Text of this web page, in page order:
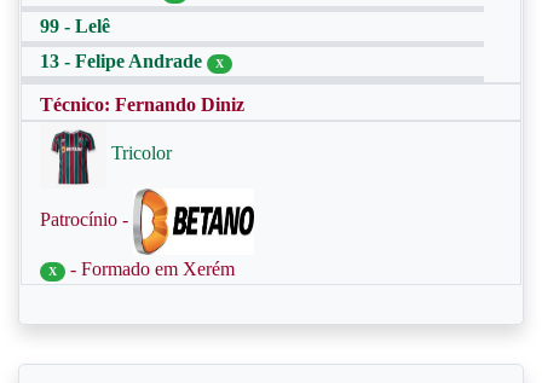
99 - Lelê
13 - Felipe Andrade
X
Técnico: Fernando Diniz
Tricolor
Patrocínio -
X - Formado em Xerém